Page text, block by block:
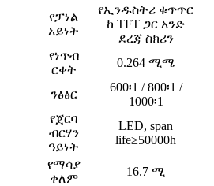
የፓነል
አይነት
የኢንዱስትሪ ቁጥጥር
ከ TFT ጋር አንድ
ደረጃ ስክሪን
የነጥብ
ርቀት
0.264 ሚሜ
ንፅፅር
600፡1 / 800፡1 /
1000፡1
የጀርባ
ብርሃን
ዓይነት
LED, span
life≥50000h
የማሳያ
ቀለም
16.7 ሚ